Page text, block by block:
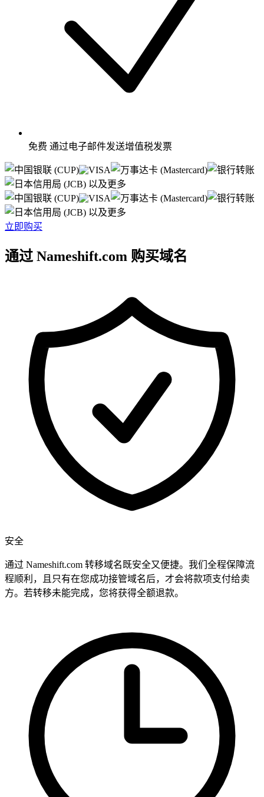
免费 通过电子邮件发送增值税发票
以及更多
以及更多
立即购买
通过 Nameshift.com 购买域名
安全
通过 Nameshift.com 转移域名既安全又便捷。我们全程保障流
程顺利，且只有在您成功接管域名后，才会将款项支付给卖
方。若转移未能完成，您将获得全额退款。